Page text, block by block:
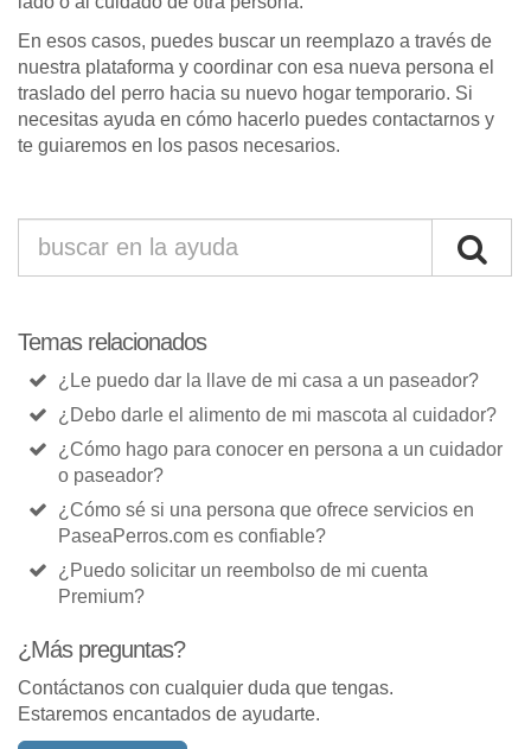
En esos casos, puedes buscar un reemplazo a través de
nuestra plataforma y coordinar con esa nueva persona el
traslado del perro hacia su nuevo hogar temporario. Si
necesitas ayuda en cómo hacerlo puedes contactarnos y
te guiaremos en los pasos necesarios.
Temas relacionados
¿Le puedo dar la llave de mi casa a un paseador?
¿Debo darle el alimento de mi mascota al cuidador?
¿Cómo hago para conocer en persona a un cuidador
o paseador?
¿Cómo sé si una persona que ofrece servicios en
PaseaPerros.com es confiable?
¿Puedo solicitar un reembolso de mi cuenta
Premium?
¿Más preguntas?
Contáctanos con cualquier duda que tengas.
Estaremos encantados de ayudarte.